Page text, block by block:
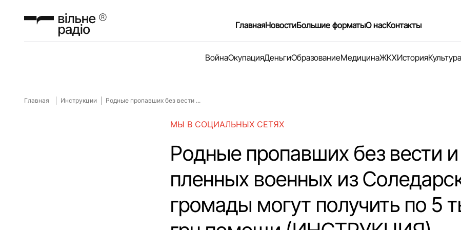
ГлавнаяНовостиБольшие форматыО насКонтакты
ВойнаОкупацияДеньгиОбразованиеМедицинаЖКХИсторияКультура
Главная Инструкции Родные пропавших без вести ...
МЫ В СОЦИАЛЬНЫХ СЕТЯХ
Родные пропавших без вести и
пленных военных из
громады могут получить по 5